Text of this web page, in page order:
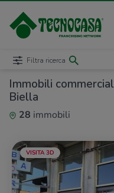
Immobili
Biella
28 immobili
Filtra ricerca
VISITA 3D